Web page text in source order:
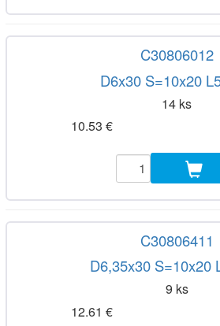
C30806012
D6x30 S=10x20
14 ks
10.53 €
C30806411
D6,35x30 S=10x20
9 ks
12.61 €